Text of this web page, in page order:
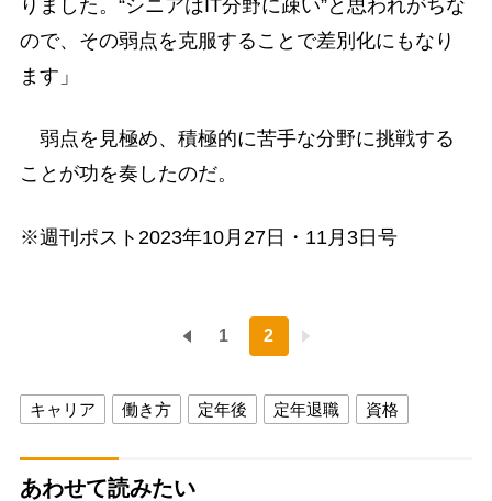
りました。“シニアはIT分野に疎い”と思われがちな
ので、その弱点を克服することで差別化にもなり
ます」
弱点を見極め、積極的に苦手な分野に挑戦する
ことが功を奏したのだ。
※週刊ポスト2023年10月27日・11月3日号
1 2
キャリア 働き方 定年後 定年退職 資格
あわせて読みたい